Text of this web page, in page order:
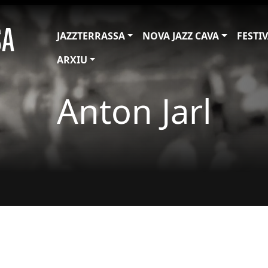
JAZZTERRASSA
NOVA JAZZ CAVA
ARXIU
Anton Jarl